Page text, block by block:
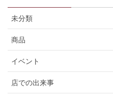
未分類
商品
イベント
店での出来事